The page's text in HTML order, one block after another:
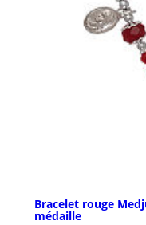
Bracelet rouge
médaille